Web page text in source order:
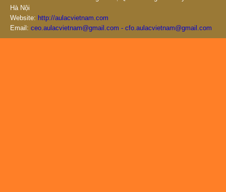
Hà Nội
Website: http://aulacvietnam.com
Email: ceo.aulacvietnam@gmail.com - cfo.aulacvietnam@gmail.com